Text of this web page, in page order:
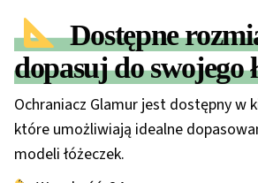
Dostępne
dopasuj do swojego
Ochraniacz Glamur jest dostępny w
które umożliwiają idealne
modeli łóżeczek.